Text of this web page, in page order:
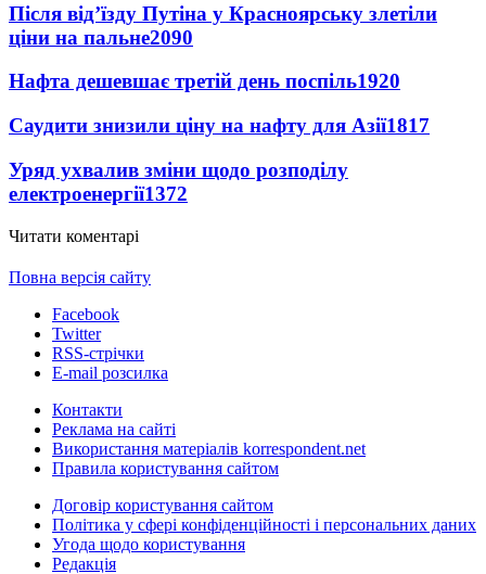
Після від’їзду Путіна у Красноярську злетіли
ціни на пальне2090
Нафта дешевшає третій день поспіль1920
Саудити знизили ціну на нафту для Азії1817
Уряд ухвалив зміни щодо розподілу
електроенергії1372
Читати коментарі
Повна версія сайту
Facebook
Twitter
RSS-стрічки
E-mail розсилка
Контакти
Реклама на сайті
Використання матеріалів korrespondent.net
Правила користування сайтом
Договір користування сайтом
Політика у сфері конфіденційності і персональних даних
Угода щодо користування
Редакція